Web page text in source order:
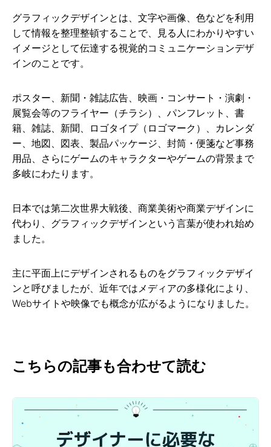
グラフィックデザインとは、文字や画像、色などを利用
して情報を整理整頓することで、見る人にわかりやすい
イメージとして伝達する視覚的コミュニケーションデザ
インのことです。
ポスター、新聞・雑誌広告、映画・コンサート・演劇・
展覧会等のフライヤー（チラシ）、パンフレット、書
籍、雑誌、新聞、ロゴタイプ（ロゴマーク）、カレンダ
ー、地図、図表、製品パッケージ、封筒・便箋など事務
用品、さらにゲームのキャラクターやゲームの背景まで
多岐にわたります。
日本では第二次世界大戦後、商業美術や商業デザインに
代わり、グラフィックデザインという言葉が使われ始め
ました。
主に平面上にデザインされるものをグラフィックデザイ
ンと呼びましたが、近年ではメディアの多様化により、
Webサイトや映像でも概念が広がるようになりました。
こちらの記事も合わせて読む